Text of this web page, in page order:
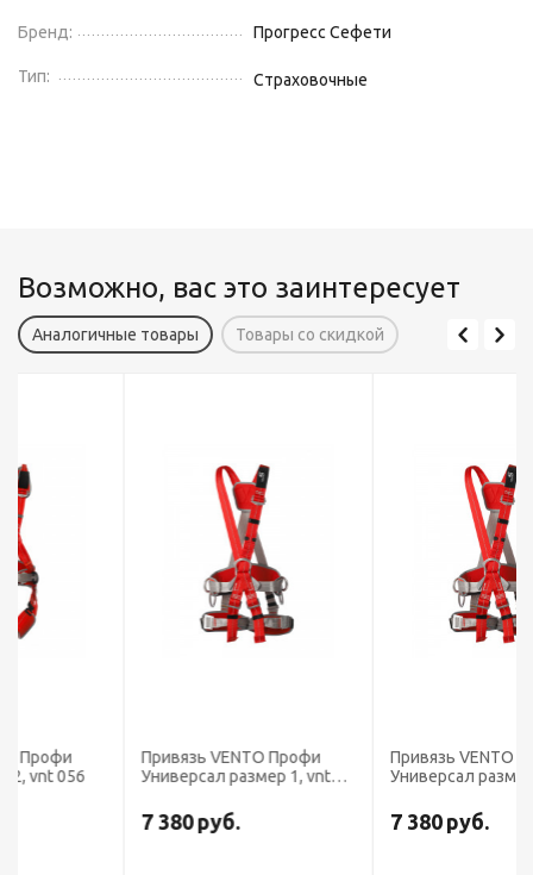
Бренд: Прогресс Сефети
Тип: Страховочные
Возможно, вас это заинтересует
Аналогичные товары Товары со скидкой
Привязь VENTO Профи
Универсал размер 1, vnt
руб.
Привязь VENTO Профи
Универсал размер 2, vnt
руб.